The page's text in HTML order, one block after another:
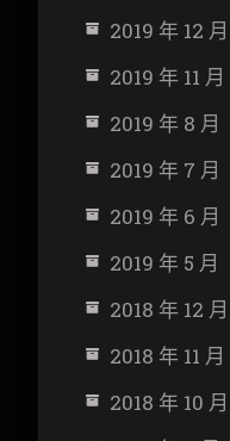
2019 年 12 月
2019 年 11 月
2019 年 8 月
2019 年 7 月
2019 年 6 月
2019 年 5 月
2018 年 12 月
2018 年 11 月
2018 年 10 月